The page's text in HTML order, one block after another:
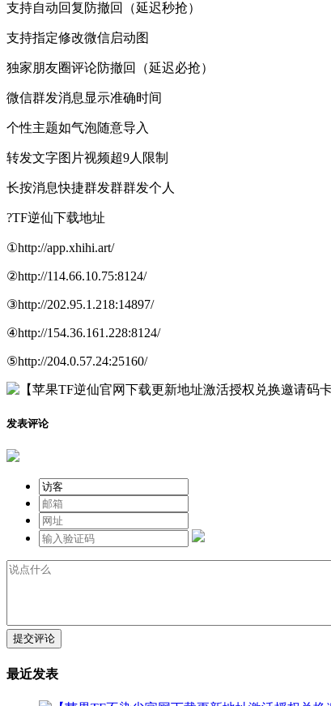
支持自动回复防撤回（延迟秒抢）
支持指定修改微信启动图
独家朋友圈评论防撤回（延迟必抢）
微信群发消息显示准确时间
个性主题如气泡随意导入
转发文字图片视频超9人限制
长按消息快捷群发群群发个人
?TF逆仙下载地址
①http://app.xhihi.art/
②http://114.66.10.75:8124/
③http://202.95.1.218:14897/
④http://154.36.161.228:8124/
⑤http://204.0.57.24:25160/
发表评论
提交评论
最近发表